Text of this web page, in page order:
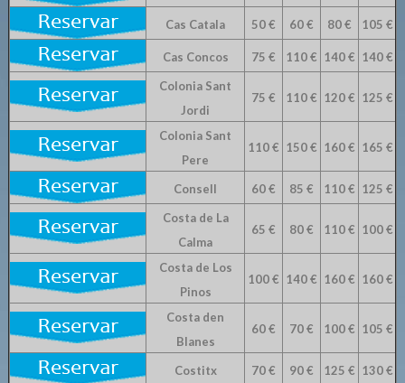
Cas Catala 50 € 60 € 80 € 105 €
Cas Concos 75 € 110 € 140 € 140 €
Colonia Sant
Jordi
75 € 110 € 120 € 125 €
Colonia Sant
Pere
110 € 150 € 160 € 165 €
Consell 60 € 85 € 110 € 125 €
Costa de La
Calma
65 € 80 € 110 € 100 €
Costa de Los
Pinos
100 € 140 € 160 € 160 €
Costa den
Blanes
60 € 70 € 100 € 105 €
Costitx 70 € 90 € 125 € 130 €